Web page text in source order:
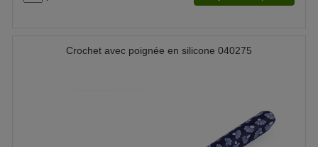
Crochet avec poignée en silicone 040275